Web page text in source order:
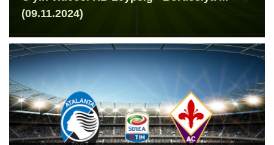
(09.11.2024)